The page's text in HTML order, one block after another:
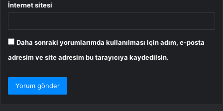
İnternet sitesi
Daha sonraki yorumlarımda kullanılması için adım, e-posta
adresim ve site adresim bu tarayıcıya kaydedilsin.